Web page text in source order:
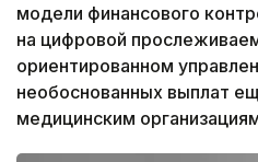
модели финансового
на цифровой
ориентированном
необоснованных выплат
медицинским